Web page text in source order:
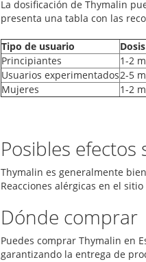
La dosificación de Thymalin
presenta una tabla con las
Tipo de usuario
Principiantes
1-2
Usuarios experimentados2-5
Mujeres
1-2
Posibles
Thymalin es generalmente
Reacciones alérgicas en el
Dónde comprar
Puedes comprar Thymalin en
garantizando la entrega de